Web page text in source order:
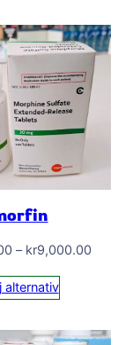
– kr9,000.00
alternativ